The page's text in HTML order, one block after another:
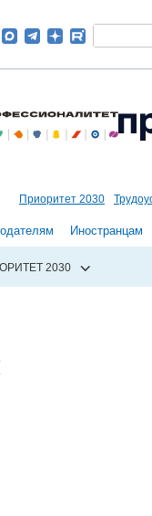
Приоритет 2030
Иностранцам
2030